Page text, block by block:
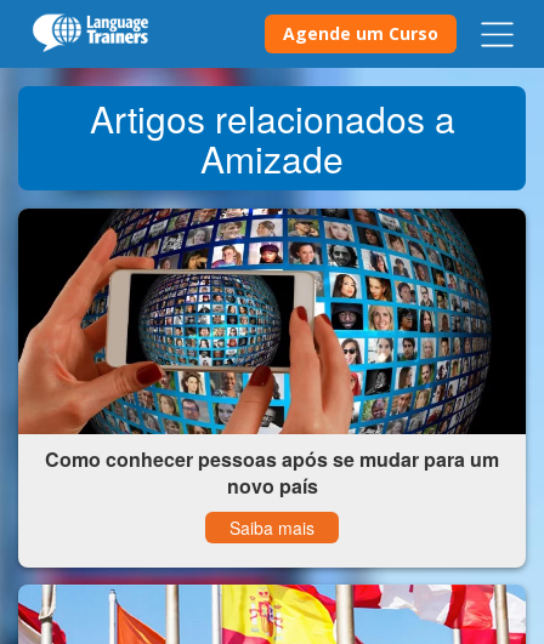
Agende um Curso
Artigos relacionados a
Amizade
Como conhecer pessoas após se mudar para um
novo país
Saiba mais